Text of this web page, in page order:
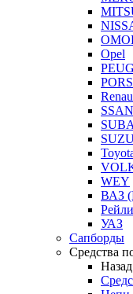
Opel
WEY
ВАЗ
УАЗ
Сапборды
Средства
Назад